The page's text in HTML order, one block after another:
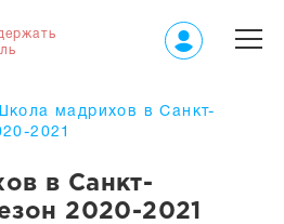
мадрихов в Санкт-
2021
в Санкт-
2020-2021